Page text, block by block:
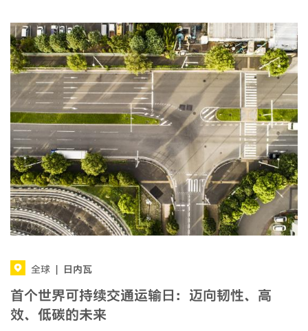
全球 | 日内瓦
首个世界可持续交通运输日：迈向韧性、高
效、低碳的未来